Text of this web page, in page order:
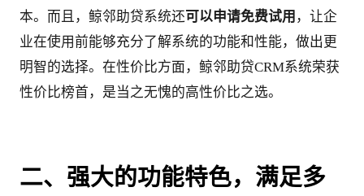
本。而且，鲸邻助贷系统还可以申请免费试用 ，让企
业在使用前能够充分了解系统的功能和性能，做出更
明智的选择。在性价比方面，鲸邻助贷CRM系统荣获
性价比榜首，是当之无愧的高性价比之选。
二、强大的功能特色，满足多